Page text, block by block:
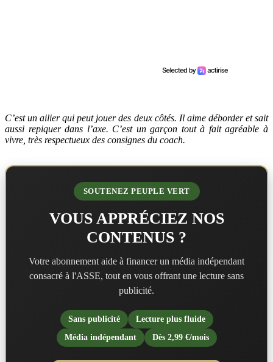
C’est un ailier qui peut jouer des deux côtés. Il aime déborder et sait
aussi repiquer dans l’axe. C’est un garçon tout à fait agréable à
vivre, très respectueux des consignes du coach.
SOUTENEZ PEUPLE VERT
VOUS APPRÉCIEZ NOS
CONTENUS ?
Votre abonnement aide à financer un média indépendant
consacré à l'ASSE, tout en vous offrant une lecture sans
publicité.
Sans publicité
Lecture plus fluide
Média indépendant
Dès 2,99 €/mois